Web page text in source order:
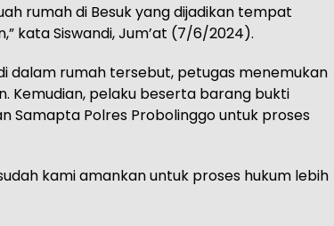
rumah di Besuk yang dijadikan tempat
kata Siswandi, Jum’at (7/6/2024).
dalam rumah tersebut, petugas menemukan
Kemudian, pelaku beserta barang bukti
Samapta Polres Probolinggo untuk proses
kami amankan untuk proses hukum lebih